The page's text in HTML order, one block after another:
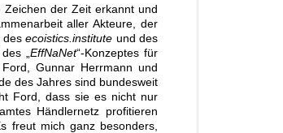
Zeichen der Zeit erkannt und
aller Akteure, der
desecoistics.institute und des
„EffNaNet“-Konzeptes für
Gunnar Herrmann und
des Jahres sind bundesweit
Ford, dass sie es nicht nur
Händlernetz profitieren
freut mich ganz besonders,